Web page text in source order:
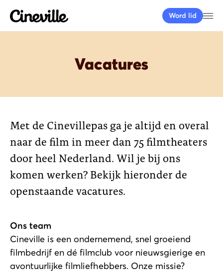
Cineville Logo
Word lid
Vacatures
Met de Cinevillepas ga je altijd en overal
naar de film in meer dan 75 filmtheaters
door heel Nederland. Wil je bij ons
komen werken? Bekijk hieronder de
openstaande vacatures.
Ons team
Cineville is een ondernemend, snel groeiend
filmbedrijf en dé filmclub voor nieuwsgierige en
avontuurlijke filmliefhebbers. Onze missie?